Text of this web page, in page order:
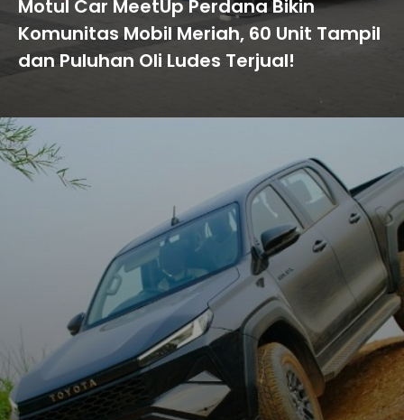
Motul Car MeetUp Perdana Bikin
Komunitas Mobil Meriah, 60 Unit Tampil
dan Puluhan Oli Ludes Terjual!